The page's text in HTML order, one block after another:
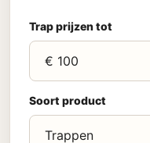
Trap prijzen tot
Soort product